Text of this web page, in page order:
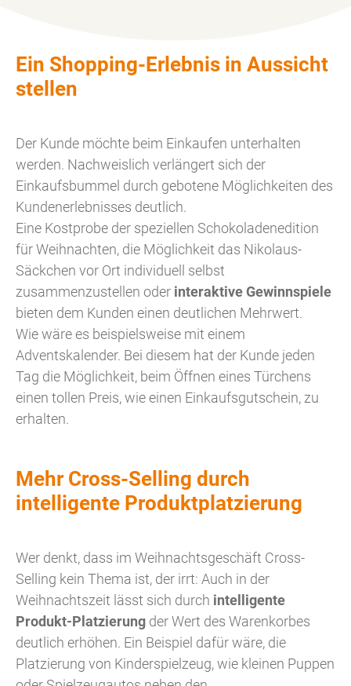
Ein Shopping-Erlebnis in Aussicht
stellen
Der Kunde möchte beim Einkaufen unterhalten
werden. Nachweislich verlängert sich der
Einkaufsbummel durch gebotene Möglichkeiten des
Kundenerlebnisses deutlich.
Eine Kostprobe der speziellen Schokoladenedition
für Weihnachten, die Möglichkeit das Nikolaus-
Säckchen vor Ort individuell selbst
zusammenzustellen oder interaktive Gewinnspiele
bieten dem Kunden einen deutlichen Mehrwert.
Wie wäre es beispielsweise mit einem
Adventskalender. Bei diesem hat der Kunde jeden
Tag die Möglichkeit, beim Öffnen eines Türchens
einen tollen Preis, wie einen Einkaufsgutschein, zu
erhalten.
Mehr Cross-Selling durch
intelligente Produktplatzierung
Wer denkt, dass im Weihnachtsgeschäft Cross-
Selling kein Thema ist, der irrt: Auch in der
Weihnachtszeit lässt sich durch intelligente
Produkt-Platzierung der Wert des Warenkorbes
deutlich erhöhen. Ein Beispiel dafür wäre, die
Platzierung von Kinderspielzeug, wie kleinen Puppen